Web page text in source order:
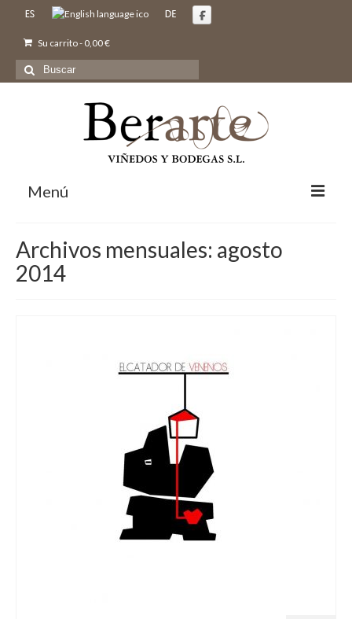
Su carrito- 0,00€
Buscar
por:
Menú
Nosotros
Bodegas y Viñedos
Archivos mensuales: agosto
2014